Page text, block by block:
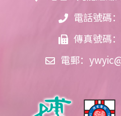
電話號碼
傳真號碼
電郵：